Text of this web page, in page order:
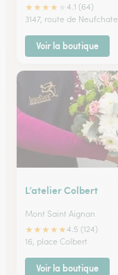
★★★★
4.1 (64)
3147, route de
Voir la boutique
L’atelier Colbert
Mont Saint Aignan
★★★★★4.5 (124)
16, place Colbert
Voir la boutique